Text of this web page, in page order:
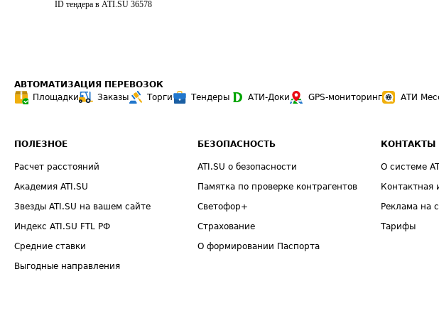
ID тендера в ATI.SU 36578
АВТОМАТИЗАЦИЯ ПЕРЕВОЗОК
Площадки
Заказы Торги Тендеры АТИ-Доки GPS-мониторинг АТИ
ПОЛЕЗНОЕ
Расчет расстояний
Академия ATI.SU
Звезды ATI.SU на вашем сайте
Индекс ATI.SU FTL РФ
Средние ставки
Выгодные направления
БЕЗОПАСНОСТЬ
ATI.SU о безопасности
Памятка по проверке контрагентов
Светофор+
Страхование
О формировании Паспорта
КОНТАКТЫ
О системе
Контактная
Реклама на
Тарифы